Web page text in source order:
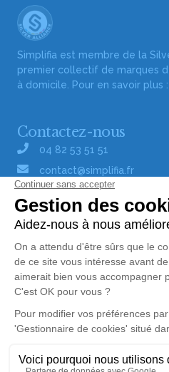
Simplifia est membre de la
premier collectif de marques
à domicile. Pour en savoir plus :
Contactez-nous
04 82 53 51 51
contact@simplifia.fr
Réseaux sociaux
Liens utiles
Publier un avis de décès
Signaler un abus/une erreur
Consultez nos offres d'emploi